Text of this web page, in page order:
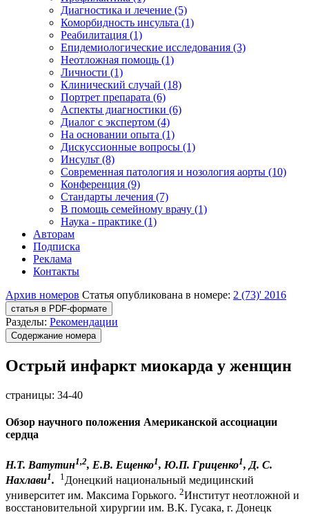
Диагностика и лечение (5)
Коморбидность инсульта (1)
Реабилитация (1)
Епидемиологические исследования (3)
Неотложная помощь (1)
Личности (1)
Клинический случай (18)
Портрет препарата (6)
Аспекты диагностики (6)
Диалог с экспертом (4)
На основании опыта (1)
Дискуссионные вопросы (1)
Инсульт (8)
Современная патология и нозология аорты (10)
Конференция (9)
Стандарты лечения (7)
В помощь семейному врачу (1)
Наука - практике (1)
Авторам
Подписка
Реклама
Контакты
Архив номеров Статья опубликована в номере: 2 (73)' 2016
статья в PDF-формате
Разделы: Рекомендации
Содержание номера
Острый инфаркт миокарда у женщин
страницы: 34-40
Обзор научного положения Американской ассоциации
сердца
Н.Т. Ватутин1,2, Е.В. Ещенко1, Ю.П. Гриценко1, Д. С.
Нахлави1. 1 Донецкий национальный медицинский
университет им. Максима Горького. 2Институт неотложной и
восстановительной хирургии им. В.К. Гусака, г. Донецк